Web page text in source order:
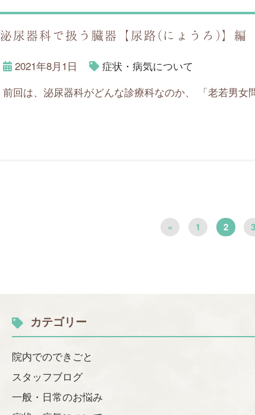
泌尿器科で扱う臓器【尿路(にょうろ)】編
2021年8月1日
症状・病気について
前回は、泌尿器科がどんな診療科なのか、 「老若男
« 1 2 3
カテゴリー
院内でのできごと
スタッフブログ
一般・日常のお悩み